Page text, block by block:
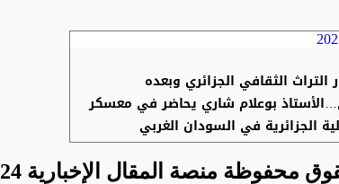
الثقافي الجزائري وبعده
بوعلام شاري يحاضر في معسكر
الجزائرية في السودان الغربي
محفوظة منصة المقال الإخبارية 2024 ©